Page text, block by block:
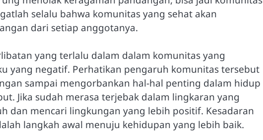
selalu bahwa komunitas yang sehat akan
dari setiap anggotanya.
yang terlalu dalam dalam komunitas yang
yang negatif. Perhatikan pengaruh komunitas tersebut
sampai mengorbankan hal-hal penting dalam hidup
Jika sudah merasa terjebak dalam lingkaran yang
dan mencari lingkungan yang lebih positif. Kesadaran
langkah awal menuju kehidupan yang lebih baik.